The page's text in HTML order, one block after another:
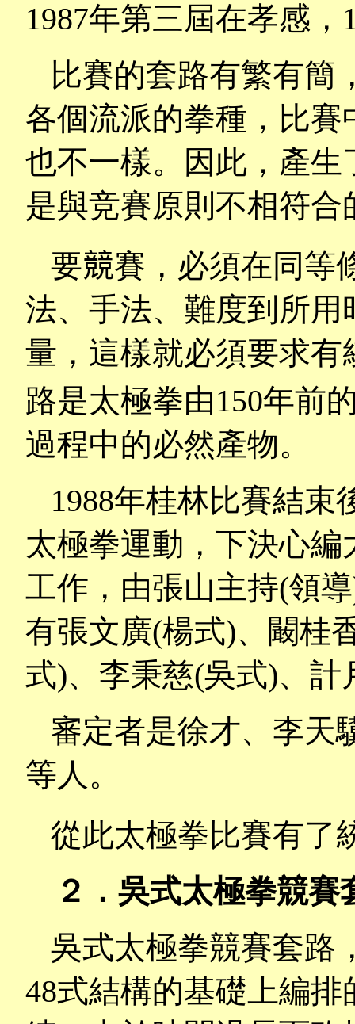
1987年第三屆在孝感，
比賽的套路有繁有簡
各個流派的拳種，比
也不一樣。因此，產
是與竞賽原則不相符合
要競賽，必須在同等
法、手法、難度到所
量，這樣就必須要求
路是太極拳由150年前
過程中的必然產物。
1988年桂林比賽結束
太極拳運動，下決心
工作，由張山主持(領導
有張文廣(楊式)、闞桂
式)、李秉慈(吳式)、計
審定者是徐才、李天
等人。
從此太極拳比賽有了
２．吳式太極拳競賽
吳式太極拳競賽套路
48式結構的基礎上編排